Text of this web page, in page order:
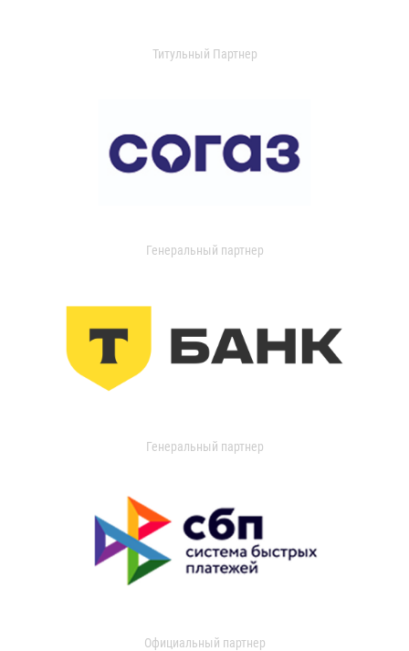
Титульный Партнер
Генеральный партнер
Генеральный партнер
Официальный партнер